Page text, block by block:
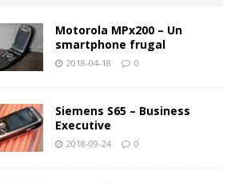
Motorola MPx200 – Un
smartphone frugal
2018-04-18 0
Siemens S65 – Business
Executive
2018-09-24 0